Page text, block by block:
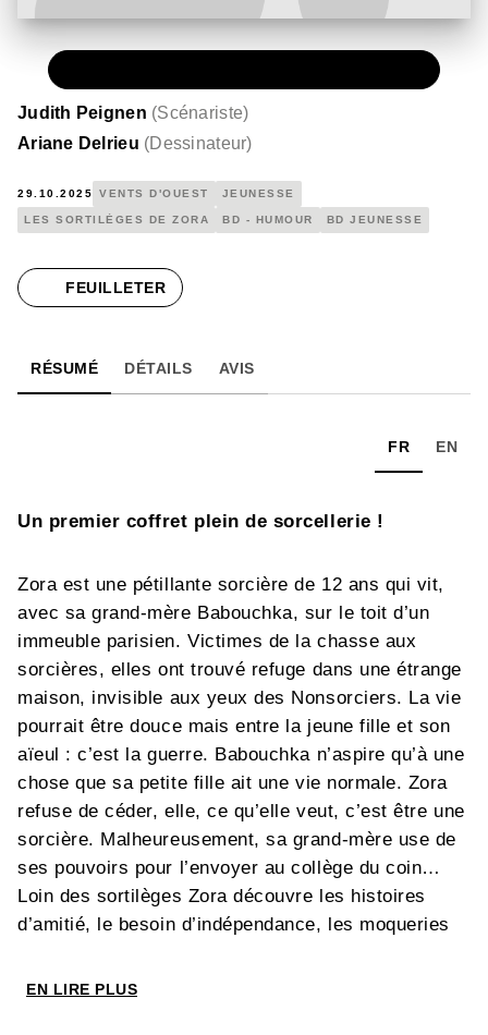
Judith Peignen (Scénariste)
Ariane Delrieu (Dessinateur)
29.10.2025 VENTS D'OUEST JEUNESSE
LES SORTILÈGES DE ZORA BD - HUMOUR BD JEUNESSE
FEUILLETER
RÉSUMÉ DÉTAILS AVIS
FR EN
Un premier coffret plein de sorcellerie !
Zora est une pétillante sorcière de 12 ans qui vit,
avec sa grand-mère Babouchka, sur le toit d’un
immeuble parisien. Victimes de la chasse aux
sorcières, elles ont trouvé refuge dans une étrange
maison, invisible aux yeux des Nonsorciers. La vie
pourrait être douce mais entre la jeune fille et son
aïeul : c’est la guerre. Babouchka n’aspire qu’à une
chose que sa petite fille ait une vie normale. Zora
refuse de céder, elle, ce qu’elle veut, c’est être une
sorcière. Malheureusement, sa grand-mère use de
ses pouvoirs pour l’envoyer au collège du coin…
Loin des sortilèges Zora découvre les histoires
d’amitié, le besoin d’indépendance, les moqueries
doit jamais enfreindre une règle d’or : il lui faudra
EN LIRE PLUS